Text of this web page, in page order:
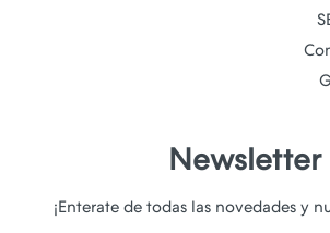
Newsletter
¡Enterate de todas las novedades y